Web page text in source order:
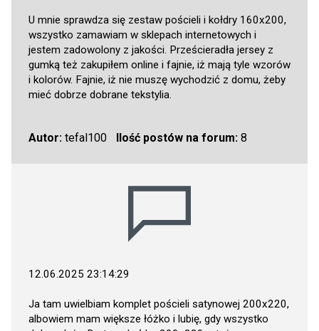
U mnie sprawdza się zestaw pościeli i kołdry 160x200,
wszystko zamawiam w sklepach internetowych i
jestem zadowolony z jakości. Prześcieradła jersey z
gumką też zakupiłem online i fajnie, iż mają tyle wzorów
i kolorów. Fajnie, iż nie muszę wychodzić z domu, żeby
mieć dobrze dobrane tekstylia.
Autor: tefal100 Ilość postów na forum:8
12.06.2025 23:14:29
Ja tam uwielbiam komplet pościeli satynowej 200x220,
albowiem mam większe łóżko i lubię, gdy wszystko